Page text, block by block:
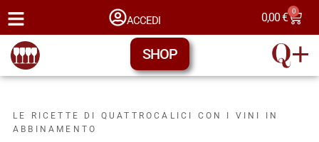
ACCEDI 0,00€ 0
SHOP
LE RICETTE DI QUATTROCALICI CON I VINI IN
ABBINAMENTO